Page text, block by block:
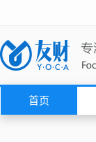
首页